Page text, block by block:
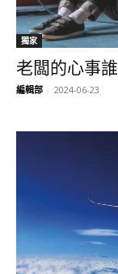
獨家
老闆的心事
編輯部 - 2024-06-23